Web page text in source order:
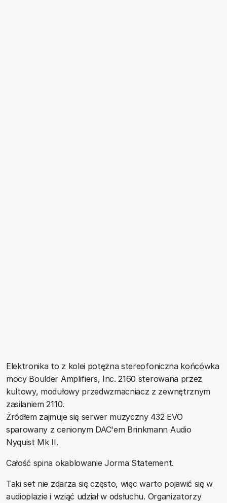
Elektronika to z kolei potężna stereofoniczna końcówka
mocy Boulder Amplifiers, Inc. 2160 sterowana przez
kultowy, modułowy przedwzmacniacz z zewnętrznym
zasilaniem 2110.
Źródłem zajmuje się serwer muzyczny 432 EVO
sparowany z cenionym DAC'em Brinkmann Audio
Nyquist Mk II.
Całość spina okablowanie Jorma Statement.
Taki set nie zdarza się często, więc warto pojawić się w
audioplazie i wziąć udział w odsłuchu. Organizatorzy